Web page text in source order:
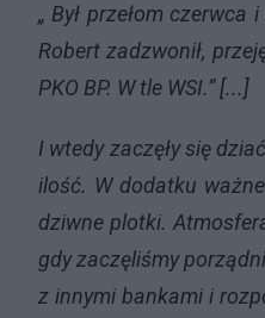
„ Był przełom czerwca
Robert zadzwonił,
PKO BP. W tle WSI.” [...]
I wtedy zaczęły się
ilość. W dodatku
dziwne plotki.
gdy zaczęliśmy
z innymi bankami i